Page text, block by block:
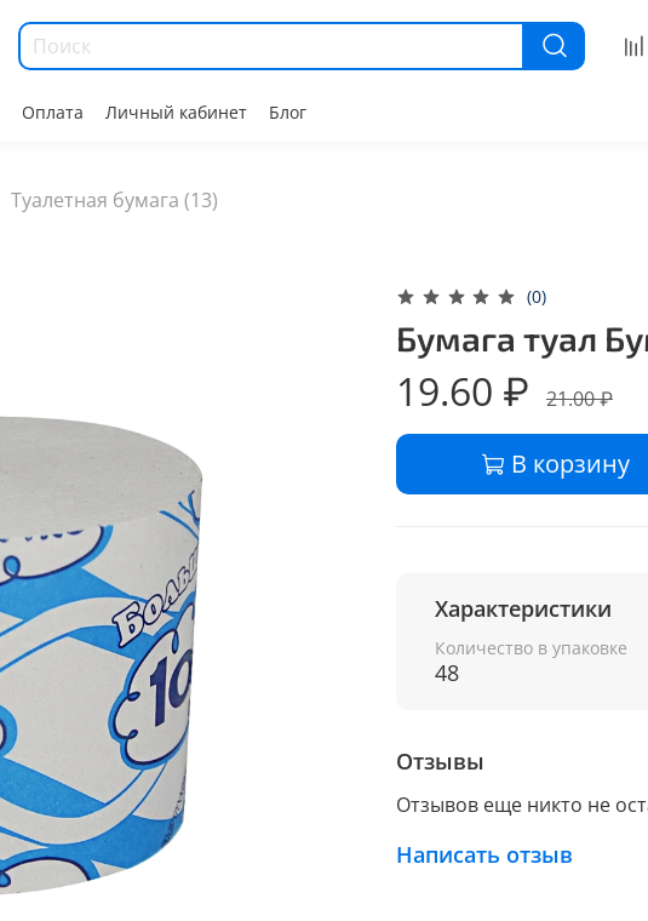
Оплата Личный кабинет Блог
Туалетная бумага (13)
(0)
Бумага туал
19.60 ₽ 21.00 ₽
В корзину
Характеристики
Количество в упаковке
48
Отзывы
Отзывов еще никто не
Написать отзыв